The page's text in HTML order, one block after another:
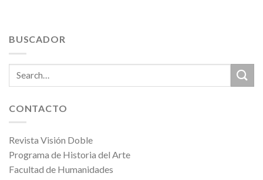
BUSCADOR
CONTACTO
Revista Visión Doble
Programa de Historia del Arte
Facultad de Humanidades